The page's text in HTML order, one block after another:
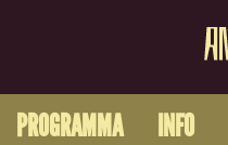
PROGRAMMA INFO